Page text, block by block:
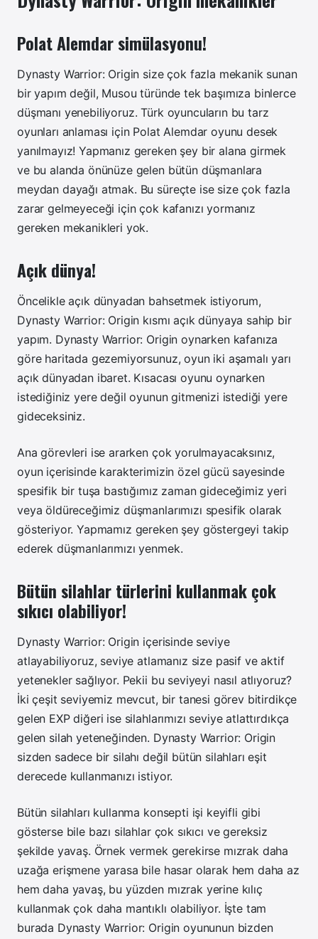
Polat Alemdar simülasyonu!
Dynasty Warrior: Origin size çok fazla mekanik sunan
bir yapım değil, Musou türünde tek başımıza binlerce
düşmanı yenebiliyoruz. Türk oyuncuların bu tarz
oyunları anlaması için Polat Alemdar oyunu desek
yanılmayız! Yapmanız gereken şey bir alana girmek
ve bu alanda önünüze gelen bütün düşmanlara
meydan dayağı atmak. Bu süreçte ise size çok fazla
zarar gelmeyeceği için çok kafanızı yormanız
gereken mekanikleri yok.
Açık dünya!
Öncelikle açık dünyadan bahsetmek istiyorum,
Dynasty Warrior: Origin kısmı açık dünyaya sahip bir
yapım. Dynasty Warrior: Origin oynarken kafanıza
göre haritada gezemiyorsunuz, oyun iki aşamalı yarı
açık dünyadan ibaret. Kısacası oyunu oynarken
istediğiniz yere değil oyunun gitmenizi istediği yere
gideceksiniz.
Ana görevleri ise ararken çok yorulmayacaksınız,
oyun içerisinde karakterimizin özel gücü sayesinde
spesifik bir tuşa bastığımız zaman gideceğimiz yeri
veya öldüreceğimiz düşmanlarımızı spesifik olarak
gösteriyor. Yapmamız gereken şey göstergeyi takip
ederek düşmanlarımızı yenmek.
Bütün silahlar türlerini kullanmak çok
sıkıcı olabiliyor!
Dynasty Warrior: Origin içerisinde seviye
atlayabiliyoruz, seviye atlamanız size pasif ve aktif
yetenekler sağlıyor. Pekii bu seviyeyi nasıl atlıyoruz?
İki çeşit seviyemiz mevcut, bir tanesi görev bitirdikçe
gelen EXP diğeri ise silahlarımızı seviye atlattırdıkça
gelen silah yeteneğinden. Dynasty Warrior: Origin
sizden sadece bir silahı değil bütün silahları eşit
derecede kullanmanızı istiyor.
Bütün silahları kullanma konsepti işi keyifli gibi
gösterse bile bazı silahlar çok sıkıcı ve gereksiz
şekilde yavaş. Örnek vermek gerekirse mızrak daha
uzağa erişmene yarasa bile hasar olarak hem daha az
hem daha yavaş, bu yüzden mızrak yerine kılıç
kullanmak çok daha mantıklı olabiliyor. İşte tam
burada Dynasty Warrior: Origin oyununun bizden